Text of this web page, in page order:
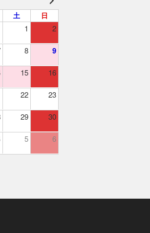
土 日
1 2
8 9
15 16
22 23
29 30
5 6